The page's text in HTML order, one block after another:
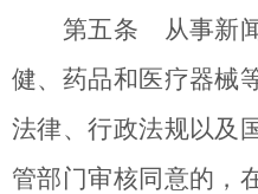
第五条 从事新
健、药品和医疗器械
法律、行政法规以及
管部门审核同意的，